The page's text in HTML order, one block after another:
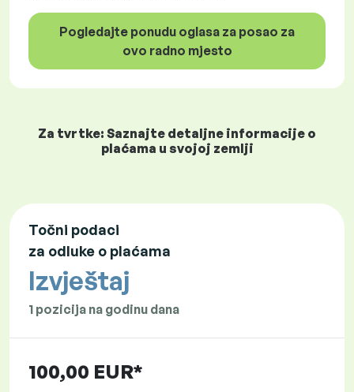
Pogledajte ponudu oglasa za posao za
ovo radno mjesto
Za tvrtke: Saznajte detaljne informacije o
plaćama u svojoj zemlji
Točni podaci
za odluke o plaćama
Izvještaj
1 pozicija na godinu dana
100,00 EUR*